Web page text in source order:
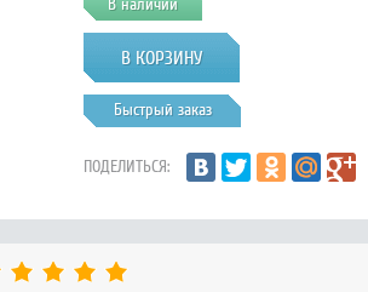
В наличии
Быстрый заказ
ПОДЕЛИТЬСЯ: